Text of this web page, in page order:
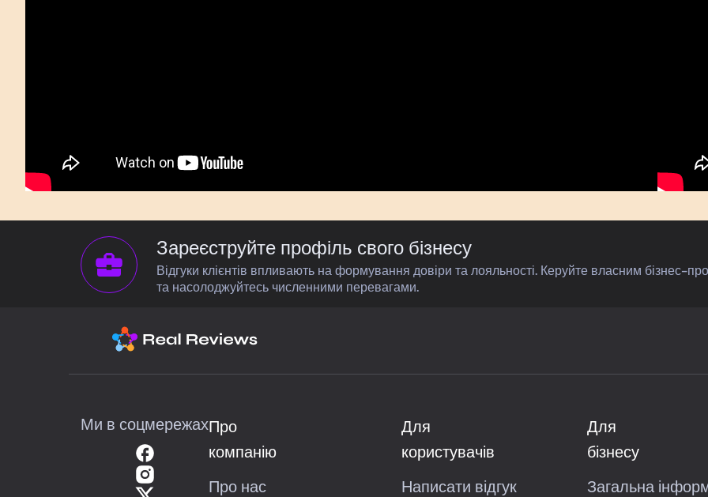
Зареєструйте профіль свого бізнесу
Відгуки клієнтів впливають на формування довіри та лояльності. Керуйте власним бізнес-
та насолоджуйтесь численними перевагами.
Ми в соцмережахПро
компанію
Про нас
Для
користувачів
Написати відгук
Для
бізнесу
Загальна